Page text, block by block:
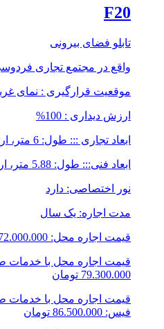
F20
تابلو فضای بیرونی
واقع در مجتمع تجاری
موقعیت قرارگیری : نمای
ارزش دیداری : 100%
ابعاد تجاری ::: طول: 6 متر، ارتفاع: 3 متر مساحت: 18
ابعاد فنی::: طول: 5.88 متر، ارتفاع: 3 متر مساحت: 17.64
نور اختصاصی: دارد
مدت اجاره: یک سال
قیمت اجاره محل: 72.000.000 تومان
قیمت اجاره محل با خدمات
79.300.000 تومان
قیمت اجاره محل با
فیس: 86.500.000 تومان